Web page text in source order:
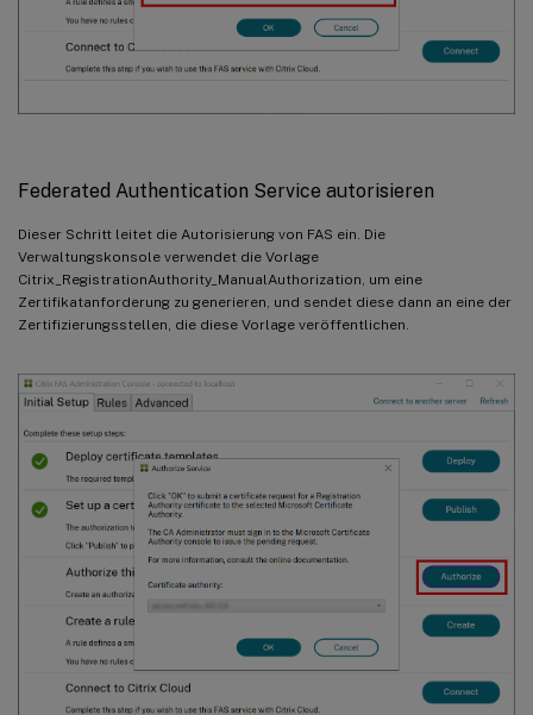
Federated Authentication Service autorisieren
Dieser Schritt leitet die Autorisierung von FAS ein. Die
Verwaltungskonsole verwendet die Vorlage
Citrix_RegistrationAuthority_ManualAuthorization, um eine
Zertifikatanforderung zu generieren, und sendet diese dann an eine der
Zertifizierungsstellen, die diese Vorlage veröffentlichen.